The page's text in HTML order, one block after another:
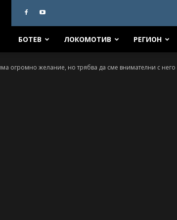
БОТЕВ ЛОКОМОТИВ РЕГИОН
огромно желание, но трябва да сме внимателни с него